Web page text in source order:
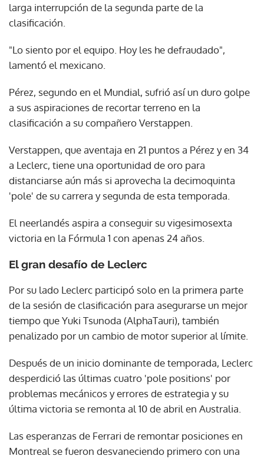
larga interrupción de la segunda parte de la
clasificación.
"Lo siento por el equipo. Hoy les he defraudado",
lamentó el mexicano.
Pérez, segundo en el Mundial, sufrió así un duro golpe
a sus aspiraciones de recortar terreno en la
clasificación a su compañero Verstappen.
Verstappen, que aventaja en 21 puntos a Pérez y en 34
a Leclerc, tiene una oportunidad de oro para
distanciarse aún más si aprovecha la decimoquinta
'pole' de su carrera y segunda de esta temporada.
El neerlandés aspira a conseguir su vigesimosexta
victoria en la Fórmula 1 con apenas 24 años.
El gran desafío de Leclerc
Por su lado Leclerc participó solo en la primera parte
de la sesión de clasificación para asegurarse un mejor
tiempo que Yuki Tsunoda (AlphaTauri), también
penalizado por un cambio de motor superior al límite.
Después de un inicio dominante de temporada, Leclerc
desperdició las últimas cuatro 'pole positions' por
problemas mecánicos y errores de estrategia y su
última victoria se remonta al 10 de abril en Australia.
Las esperanzas de Ferrari de remontar posiciones en
Montreal se fueron desvaneciendo primero con una